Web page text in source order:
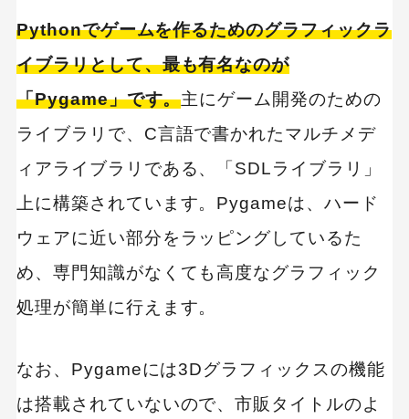
Pythonでゲームを作るためのグラフィックラ
イブラリとして、最も有名なのが
「Pygame」です。主にゲーム開発のための
ライブラリで、C言語で書かれたマルチメデ
ィアライブラリである、「SDLライブラリ」
上に構築されています。Pygameは、ハード
ウェアに近い部分をラッピングしているた
め、専門知識がなくても高度なグラフィック
処理が簡単に行えます。
なお、Pygameには3Dグラフィックスの機能
は搭載されていないので、市販タイトルのよ